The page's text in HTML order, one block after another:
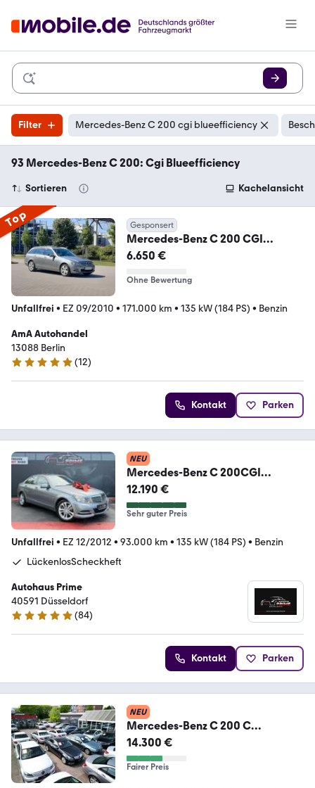
Filter Mercedes-Benz C 200 cgi blueefficiency
93 Mercedes-Benz C 200: Cgi Blueefficiency
Sortieren Kachelansicht
Top Gesponsert
Mercedes-Benz C 200 CGI
BlueEfficiency Sport Editio
6.650 €
Ohne Bewertung
Unfallfrei • EZ 09/2010 • 171.000 km • 135 kW (184 PS) • Benzin
AmA Autohandel
13088 Berlin
5 Sterne
(12)
Kontakt Parken
NEU
Mercedes-Benz C 200CGI
BlueEfficiency*Avandgarde*Shd*
12.190 €
Sehr guter Preis
Unfallfrei • EZ 12/2012 • 93.000 km • 135 kW (184 PS) • Benzin
LückenlosScheckheft
Autohaus Prime
40591 Düsseldorf
4.9 Sterne
(84)
Kontakt Parken
NEU
Mercedes-Benz C 200 C
Limousine C 200 CGI
BlueEfficiency
14.300 €
Fairer Preis